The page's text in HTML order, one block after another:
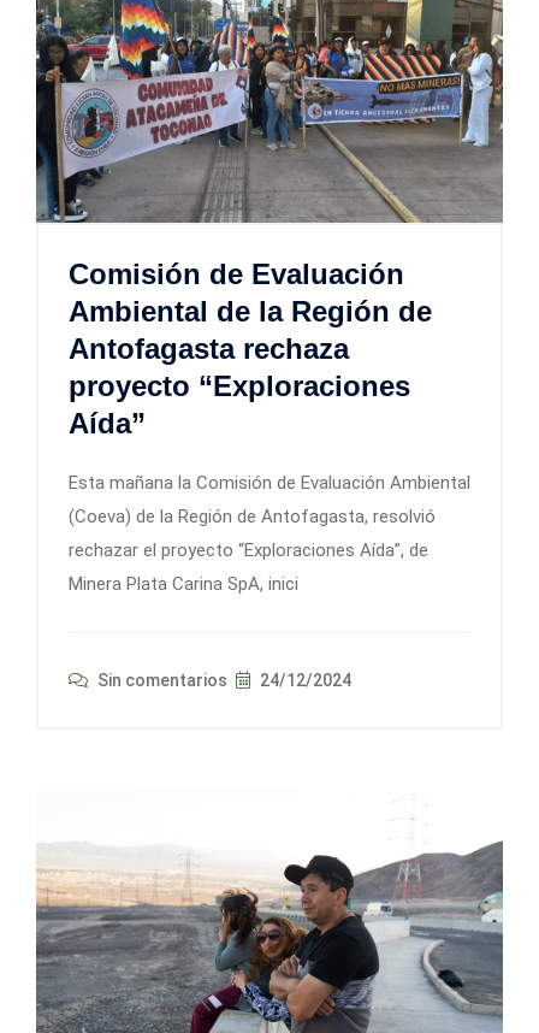
Comisión de Evaluación
Ambiental de la Región de
Antofagasta rechaza
proyecto “Exploraciones
Aída”
Esta mañana la Comisión de Evaluación Ambiental
(Coeva) de la Región de Antofagasta, resolvió
rechazar el proyecto “Exploraciones Aída”, de
Minera Plata Carina SpA, inici
Sin comentarios 24/12/2024